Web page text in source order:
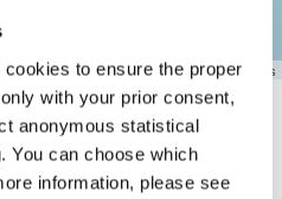
to ensure the proper
with your prior consent,
anonymous statistical
You can choose which
information, please see
Leaflet| ©OpenStreetMapcontributors